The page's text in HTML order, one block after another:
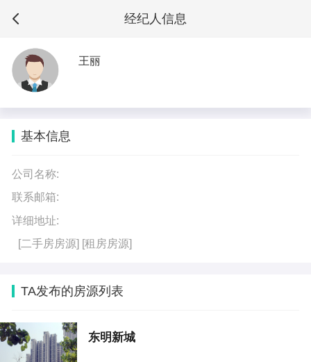
经纪人信息
王丽
基本信息
公司名称:
联系邮箱:
详细地址:
[二手房房源] [租房房源]
TA发布的房源列表
东明新城